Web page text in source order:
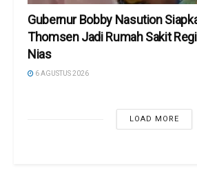
Gubernur Bobby Nasution
Thomsen Jadi Rumah Sakit
Nias
6 AGUSTUS 2026
LOAD MORE